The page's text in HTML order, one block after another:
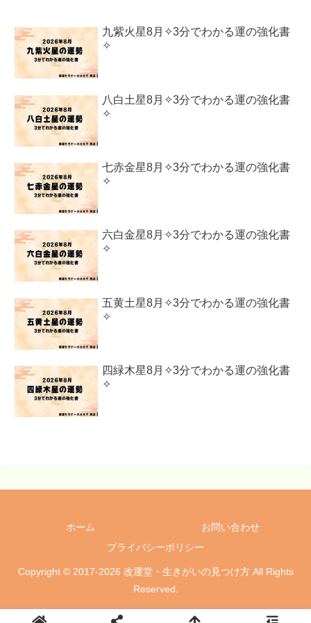
九紫火星8月✧3分でわかる運の強化書
✧
八白土星8月✧3分でわかる運の強化書
✧
七赤金星8月✧3分でわかる運の強化書
✧
六白金星8月✧3分でわかる運の強化書
✧
五黄土星8月✧3分でわかる運の強化書
✧
四緑木星8月✧3分でわかる運の強化書
✧
ホーム
お問い合わせ
プライバシーポリシー
Copyright © 2017-2026 改運堂・生きがいの見つけ方 All Rights
Reserved.